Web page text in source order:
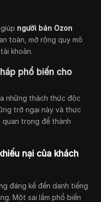
người bán Ozon
toàn, mở rộng quy mô
khoản.
phổ biến cho
những thách thức độc
trở ngại này và thực
quan trọng để thành
nại của khách
đáng kể đến danh tiếng
Một sai lầm phổ biến